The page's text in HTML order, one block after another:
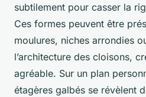
subtilement pour casser la
Ces formes peuvent être
moulures, niches arrondies
l’architecture des cloisons,
agréable. Sur un plan
étagères galbés se révèlent